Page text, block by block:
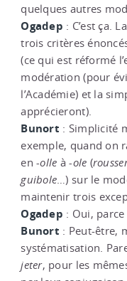
quelques autres
Ogadep : C’est ça.
trois critères
(ce qui est réformé
modération (pour
l’Académie) et la
apprécieront).
Bunort : Simplicité
exemple, quand on
en-olle à-ole (
guibole…) sur le
maintenir trois
Ogadep : Oui, parce
Bunort : Peut-être,
systématisation.
jeter, pour les